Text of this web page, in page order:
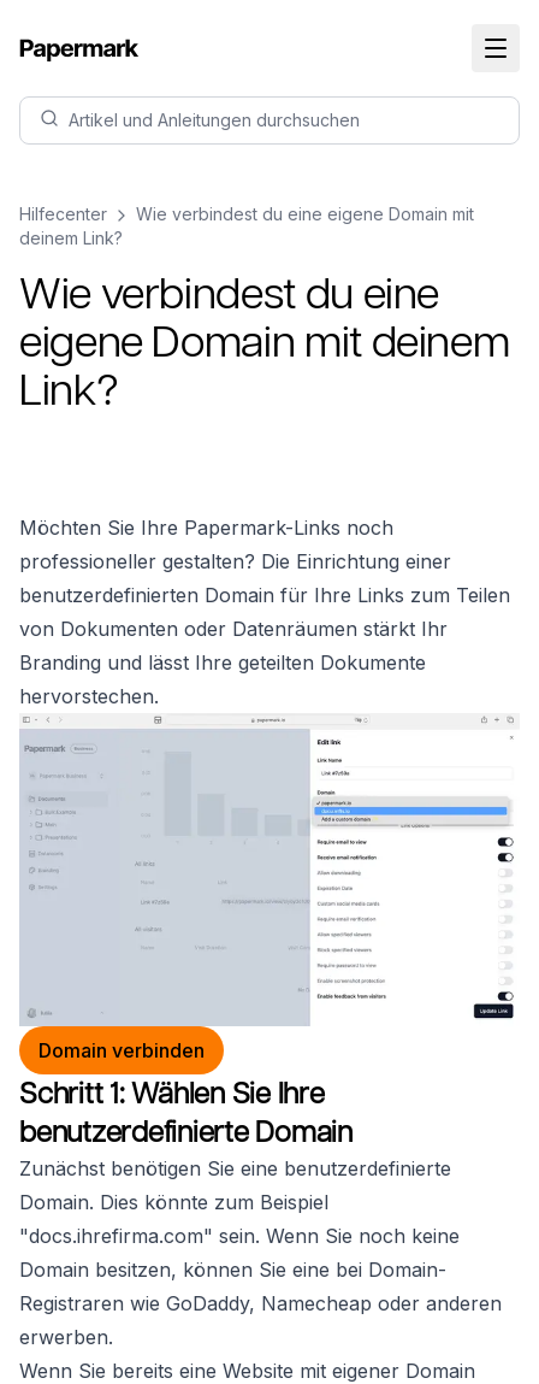
Artikel und Anleitungen durchsuchen
Hilfecenter
Wie verbindest du eine eigene Domain mit
deinem Link?
Wie verbindest du eine
eigene Domain mit deinem
Link?
Möchten Sie Ihre Papermark-Links noch
professioneller gestalten? Die Einrichtung einer
benutzerdefinierten Domain für Ihre Links zum Teilen
von Dokumenten oder Datenräumen stärkt Ihr
Branding und lässt Ihre geteilten Dokumente
hervorstechen.
Domain verbinden
Schritt 1: Wählen Sie Ihre
benutzerdefinierte Domain
Zunächst benötigen Sie eine benutzerdefinierte
Domain. Dies könnte zum Beispiel
"docs.ihrefirma.com" sein. Wenn Sie noch keine
Domain besitzen, können Sie eine bei Domain-
Registraren wie GoDaddy, Namecheap oder anderen
erwerben.
Wenn Sie bereits eine Website mit eigener Domain